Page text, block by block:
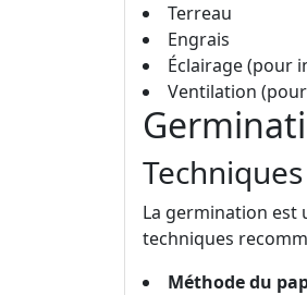
Terreau
Engrais
Éclairage (pour
Ventilation
La germination est
techniques
Méthode du